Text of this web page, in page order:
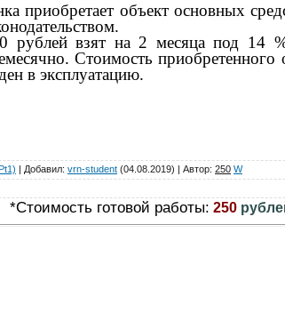
приобретает объект основных
рублей взят на 2 месяца под 14
Стоимость
в эксплуатацию.
| Добавил: vrn-student (04.08.2019) | Автор: 250 W
*Стоимость готовой работы: 250